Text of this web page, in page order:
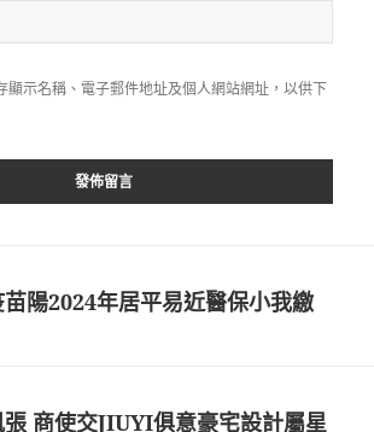
顯示名稱、電子郵件地址及個人網站網址，以供下
陽2024年居平易近醫保小我繳
商使交JIUYI俱意豪宅設計屬星